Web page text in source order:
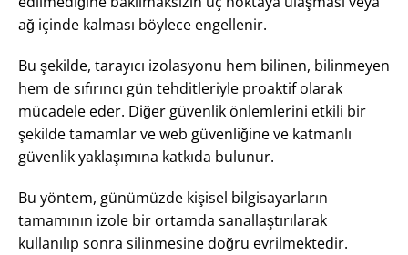
ağ içinde kalması böylece engellenir.
Bu şekilde, tarayıcı izolasyonu hem bilinen, bilinmeyen
hem de sıfırıncı gün tehditleriyle proaktif olarak
mücadele eder. Diğer güvenlik önlemlerini etkili bir
şekilde tamamlar ve web güvenliğine ve katmanlı
güvenlik yaklaşımına katkıda bulunur.
Bu yöntem, günümüzde kişisel bilgisayarların
tamamının izole bir ortamda sanallaştırılarak
kullanılıp sonra silinmesine doğru evrilmektedir.